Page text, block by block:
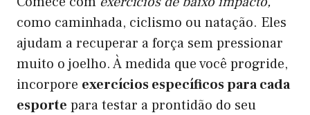
como caminhada, ciclismo ou natação. Eles
ajudam a recuperar a força sem pressionar
muito o joelho. À medida que você progride,
incorpore exercícios específicos para cada
esporte para testar a prontidão do seu